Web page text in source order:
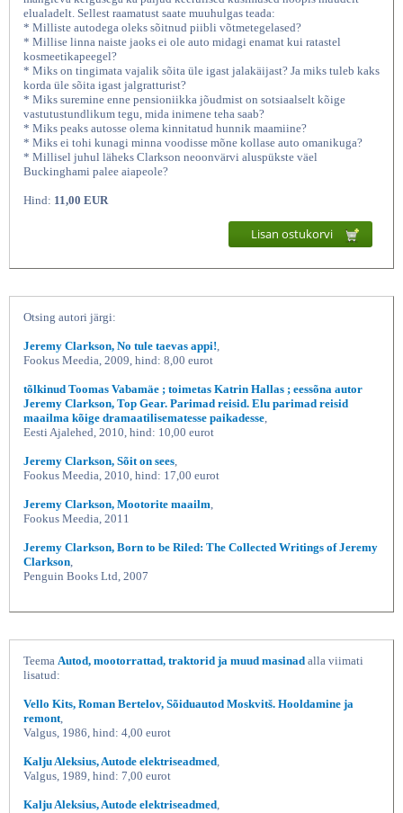
Jeremy Clarkson autode kallal,
elualadelt. Sellest raamatust saate muuhulgas teada:
* Milliste autodega oleks sõitnud piibli võtmetegelased?
* Millise linna naiste jaoks ei ole auto midagi enamat kui ratastel
kosmeetikapeegel?
* Miks on tingimata vajalik sõita üle igast jalakäijast? Ja miks tuleb kaks
korda üle sõita igast jalgratturist?
* Miks suremine enne pensioniikka jõudmist on sotsiaalselt kõige
vastutustundlikum tegu, mida inimene teha saab?
* Miks peaks autosse olema kinnitatud hunnik maamiine?
* Miks ei tohi kunagi minna voodisse mõne kollase auto omanikuga?
* Millisel juhul läheks Clarkson neoonvärvi aluspükste väel
Buckinghami palee aiapeole?
Hind: 11,00 EUR
Lisan ostukorvi
Otsing autori järgi:
Jeremy Clarkson, No tule taevas appi!
Fookus Meedia, 2009, hind: 8,00 eurot
tõlkinud Toomas Vabamäe ; toimetas Katrin Hallas ; eessõna autor
Jeremy Clarkson, Top Gear. Parimad reisid. Elu parimad reisid
maailma kõige dramaatilisematesse paikadesse
Eesti Ajalehed, 2010, hind: 10,00 eurot
Jeremy Clarkson, Sõit on sees
Fookus Meedia, 2010, hind: 17,00 eurot
Jeremy Clarkson, Mootorite maailm
Fookus Meedia, 2011
Jeremy Clarkson, Born to be Riled: The Collected Writings of Jeremy
Clarkson
Penguin Books Ltd, 2007
Teema Autod, mootorrattad, traktorid ja muud masinad alla viimati
lisatud:
Vello Kits, Roman Bertelov, Sõiduautod Moskvitš. Hooldamine ja
remont
Valgus, 1986, hind: 4,00 eurot
Kalju Aleksius, Autode elektriseadmed
Valgus, 1989, hind: 7,00 eurot
Kalju Aleksius, Autode elektriseadmed